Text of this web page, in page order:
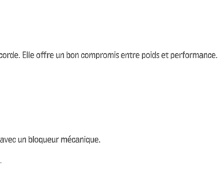
Elle offre un bon compromis entre poids et performance.
un bloqueur mécanique.